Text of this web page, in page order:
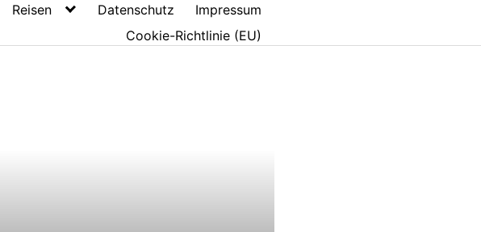
Reisen Datenschutz
Impressum
Cookie-Richtlinie (EU)